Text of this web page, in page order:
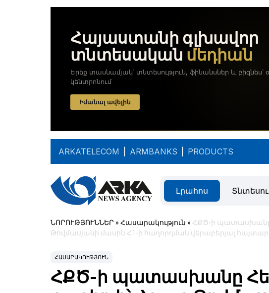
ARKATELECOM ARMBANKS PRODUCTS
Լրահոս
ՆՈՐՈՒԹՅՈՒՆՆԵՐ » Հասարակություն » ՀՔԾ-ի պատասխանը
Թովմասյանի մասին Հ1-ի հաղորդման վերաբերյալ
ՀԱՍԱՐԱԿՈՒԹՅՈՒՆ
ՀՔԾ-ի պատասխանը